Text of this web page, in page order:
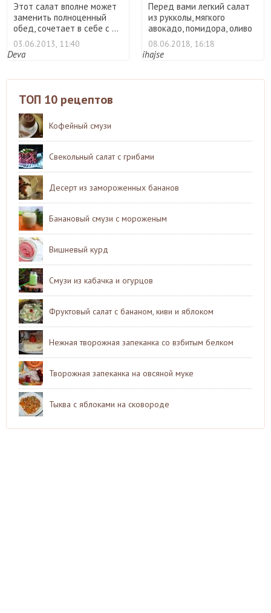
Этот салат вполне может
заменить полноценный
обед, сочетает в себе с ...
03.06.2013, 11:40
Deva
Перед вами легкий салат
из рукколы, мягкого
авокадо, помидора, оливо
...
08.06.2018, 16:18
ihajse
ТОП 10 рецептов
Кофейный смузи
Свекольный салат с грибами
Десерт из замороженных бананов
Банановый смузи с мороженым
Вишневый курд
Смузи из кабачка и огурцов
Фруктовый салат с бананом, киви и яблоком
Нежная творожная запеканка со взбитым белком
Творожная запеканка на овсяной муке
Тыква с яблоками на сковороде